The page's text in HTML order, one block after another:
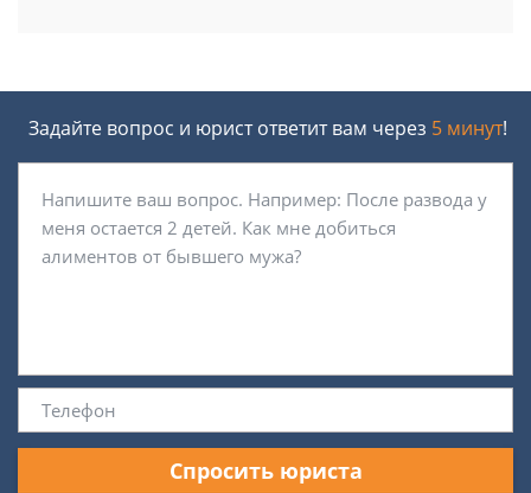
Задайте вопрос и юрист ответит вам через 5 минут!
Спросить юриста